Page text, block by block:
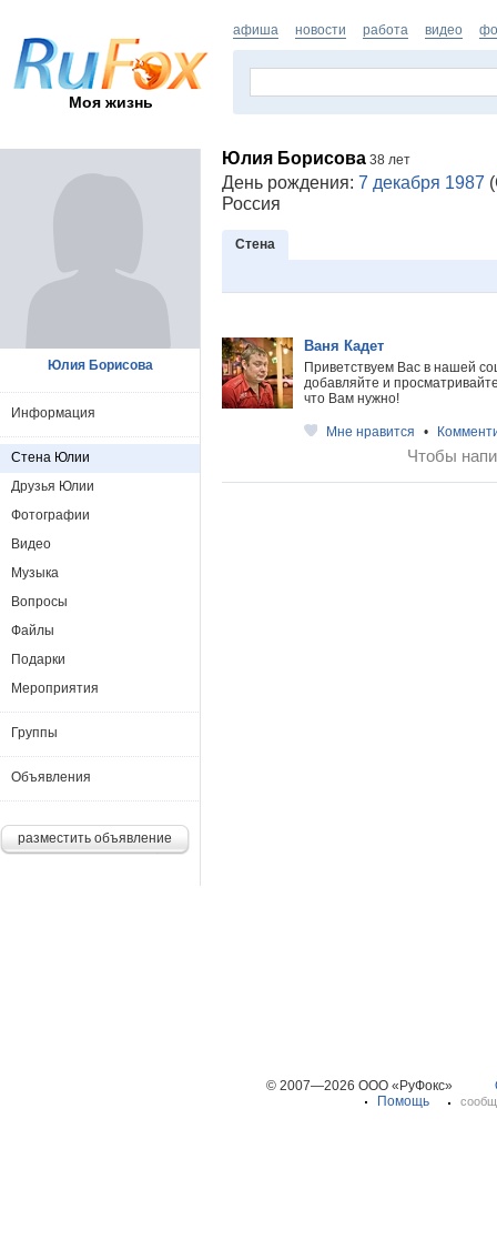
Моя жизнь
афиша новости работа видео
Юлия Борисова 38 лет
День рождения: 7 декабря 1987
Россия
Стена
Ваня Кадет
Приветствуем Вас в нашей
добавляйте и
что Вам нужно!
Мне нравится •
Чтобы
Юлия Борисова
Информация
Стена Юлии
Друзья Юлии
Фотографии
Видео
Музыка
Вопросы
Файлы
Подарки
Мероприятия
Группы
Объявления
разместить объявление
© 2007—2026 ООО «РуФокс»
Помощь